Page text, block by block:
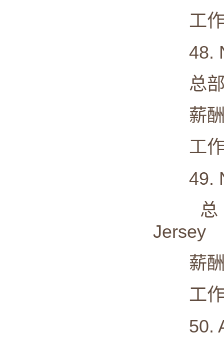
工作
48.
总部:
薪酬
工作
49.
总部:
Jersey
薪酬
工作
50.